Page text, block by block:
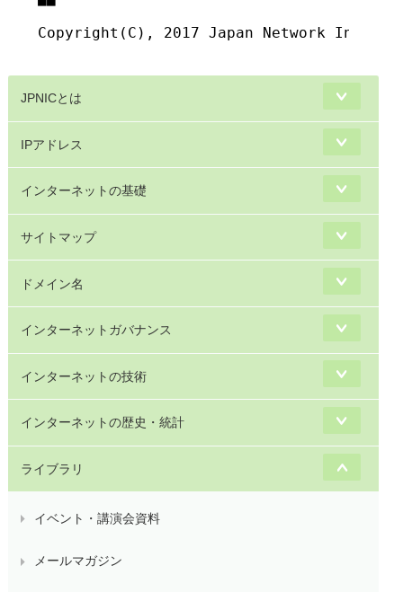
Copyright(C), 2017 Japan Network
JPNICとは
IPアドレス
インターネットの基礎
サイトマップ
ドメイン名
インターネットガバナンス
インターネットの技術
インターネットの歴史・統計
ライブラリ
イベント・講演会資料
メールマガジン